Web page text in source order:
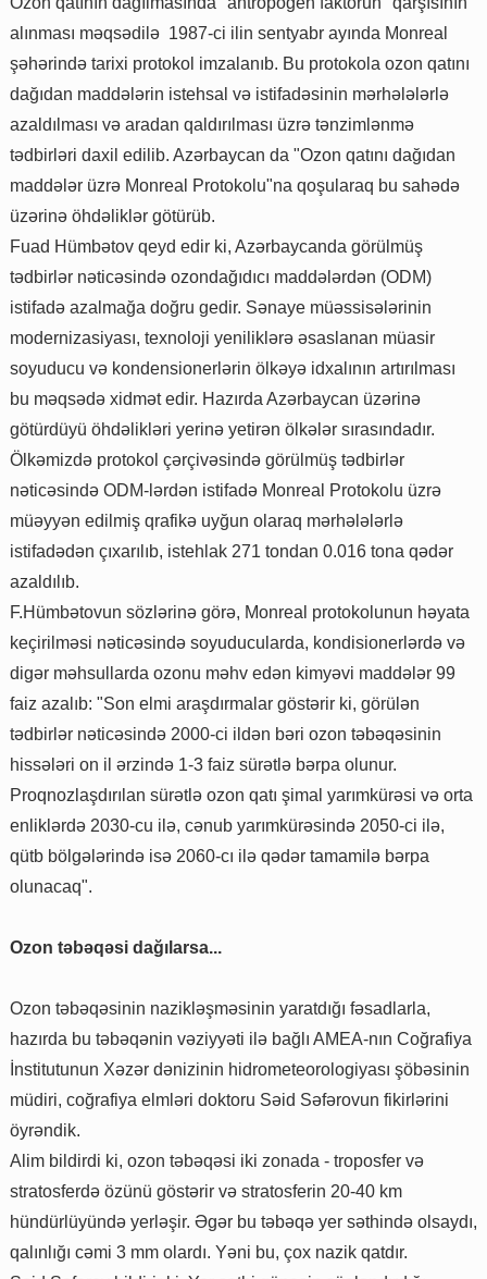
alınması məqsədilə 1987-ci ilin sentyabr ayında Monreal
şəhərində tarixi protokol imzalanıb. Bu protokola ozon qatını
dağıdan maddələrin istehsal və istifadəsinin mərhələlərlə
azaldılması və aradan qaldırılması üzrə tənzimlənmə
tədbirləri daxil edilib. Azərbaycan da "Ozon qatını dağıdan
maddələr üzrə Monreal Protokolu"na qoşularaq bu sahədə
üzərinə öhdəliklər götürüb.
Fuad Hümbətov qeyd edir ki, Azərbaycanda görülmüş
tədbirlər nəticəsində ozondağıdıcı maddələrdən (ODM)
istifadə azalmağa doğru gedir. Sənaye müəssisələrinin
modernizasiyası, texnoloji yeniliklərə əsaslanan müasir
soyuducu və kondensionerlərin ölkəyə idxalının artırılması
bu məqsədə xidmət edir. Hazırda Azərbaycan üzərinə
götürdüyü öhdəlikləri yerinə yetirən ölkələr sırasındadır.
Ölkəmizdə protokol çərçivəsində görülmüş tədbirlər
nəticəsində ODM-lərdən istifadə Monreal Protokolu üzrə
müəyyən edilmiş qrafikə uyğun olaraq mərhələlərlə
istifadədən çıxarılıb, istehlak 271 tondan 0.016 tona qədər
azaldılıb.
F.Hümbətovun sözlərinə görə, Monreal protokolunun həyata
keçirilməsi nəticəsində soyuducularda, kondisionerlərdə və
digər məhsullarda ozonu məhv edən kimyəvi maddələr 99
faiz azalıb: "Son elmi araşdırmalar göstərir ki, görülən
tədbirlər nəticəsində 2000-ci ildən bəri ozon təbəqəsinin
hissələri on il ərzində 1-3 faiz sürətlə bərpa olunur.
Proqnozlaşdırılan sürətlə ozon qatı şimal yarımkürəsi və orta
enliklərdə 2030-cu ilə, cənub yarımkürəsində 2050-ci ilə,
qütb bölgələrində isə 2060-cı ilə qədər tamamilə bərpa
olunacaq".
Ozon təbəqəsi dağılarsa...
Ozon təbəqəsinin nazikləşməsinin yaratdığı fəsadlarla,
hazırda bu təbəqənin vəziyyəti ilə bağlı AMEA-nın Coğrafiya
İnstitutunun Xəzər dənizinin hidrometeorologiyası şöbəsinin
müdiri, coğrafiya elmləri doktoru Səid Səfərovun fikirlərini
öyrəndik.
Alim bildirdi ki, ozon təbəqəsi iki zonada - troposfer və
stratosferdə özünü göstərir və stratosferin 20-40 km
hündürlüyündə yerləşir. Əgər bu təbəqə yer səthində olsaydı,
qalınlığı cəmi 3 mm olardı. Yəni bu, çox nazik qatdır.